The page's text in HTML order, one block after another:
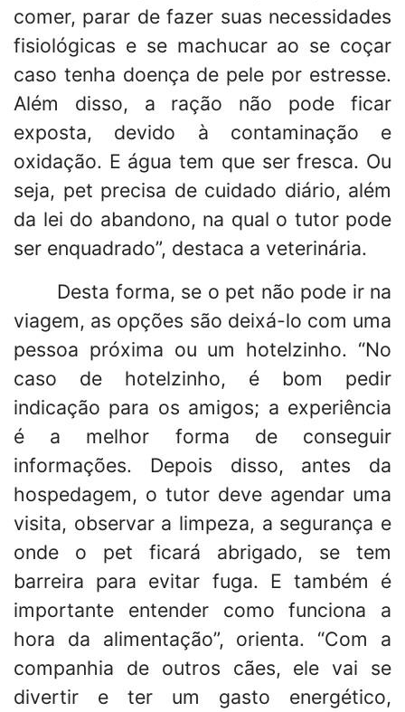
comer, parar de fazer suas necessidades
fisiológicas e se machucar ao se coçar
caso tenha doença de pele por estresse.
Além disso, a ração não pode ficar
exposta, devido à contaminação e
oxidação. E água tem que ser fresca. Ou
seja, pet precisa de cuidado diário, além
da lei do abandono, na qual o tutor pode
ser enquadrado”, destaca a veterinária.
Desta forma, se o pet não pode ir na
viagem, as opções são deixá-lo com uma
pessoa próxima ou um hotelzinho. “No
caso de hotelzinho, é bom pedir
indicação para os amigos; a experiência
é a melhor forma de conseguir
informações. Depois disso, antes da
hospedagem, o tutor deve agendar uma
visita, observar a limpeza, a segurança e
onde o pet ficará abrigado, se tem
barreira para evitar fuga. E também é
importante entender como funciona a
hora da alimentação”, orienta. “Com a
companhia de outros cães, ele vai se
divertir e ter um gasto energético,